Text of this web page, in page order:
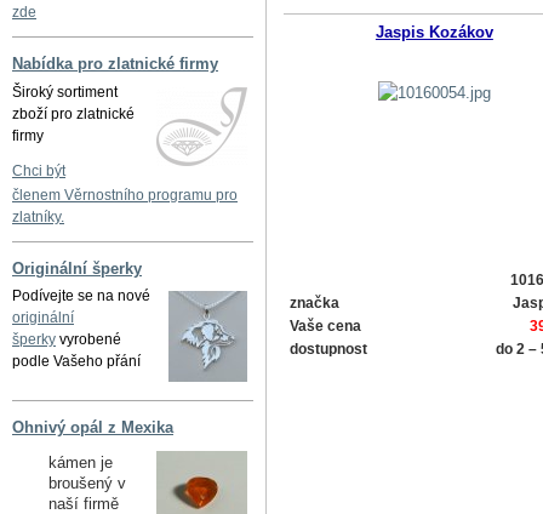
zde
Nabídka pro zlatnické firmy
Široký sortiment
zboží pro zlatnické
firmy
Chci být
členem Věrnostního programu pro
zlatníky.
Originální šperky
Podívejte se na nové
originální
šperky vyrobené
podle Vašeho přání
Ohnivý opál z Mexika
kámen je
broušený v
naší firmě
Jaspis Kozákov
značka
Vaše cena
dostupnost
do 2 –